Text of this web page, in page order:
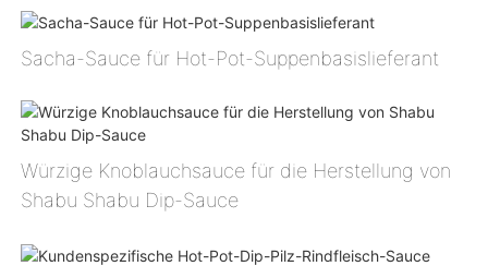
Sacha-Sauce für Hot-Pot-Suppenbasislieferant
Würzige Knoblauchsauce für die Herstellung von
Shabu Shabu Dip-Sauce